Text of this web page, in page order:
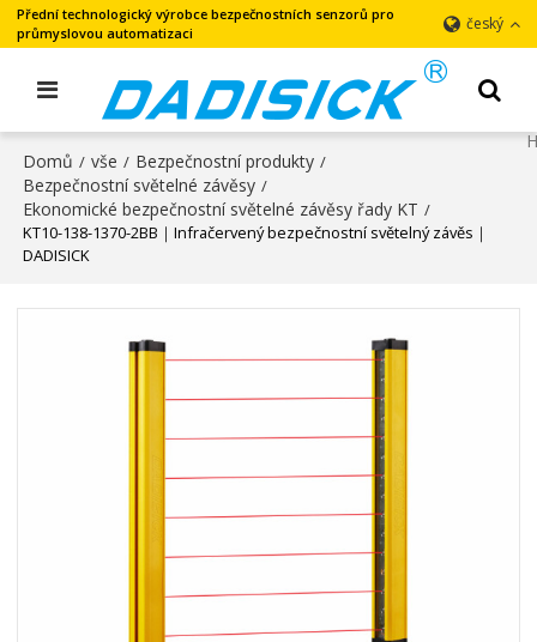
Přední technologický výrobce bezpečnostních senzorů pro
průmyslovou automatizaci
český
Domů / vše / Bezpečnostní produkty /
Bezpečnostní světelné závěsy /
Ekonomické bezpečnostní světelné závěsy řady KT /
KT10-138-1370-2BB｜Infračervený bezpečnostní světelný závěs｜
DADISICK